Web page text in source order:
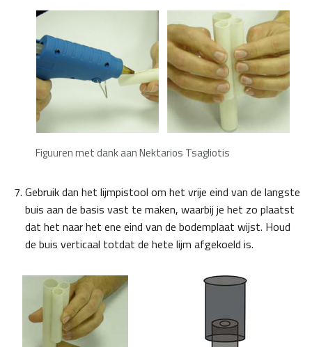
Figuuren met dank aan Nektarios Tsagliotis
Gebruik dan het lijmpistool om het vrije eind van de langste
buis aan de basis vast te maken, waarbij je het zo plaatst
dat het naar het ene eind van de bodemplaat wijst. Houd
de buis verticaal totdat de hete lijm afgekoeld is.